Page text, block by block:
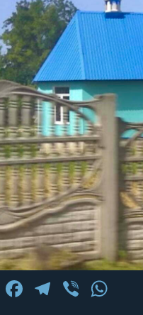
Facebook
Telegram
Viber